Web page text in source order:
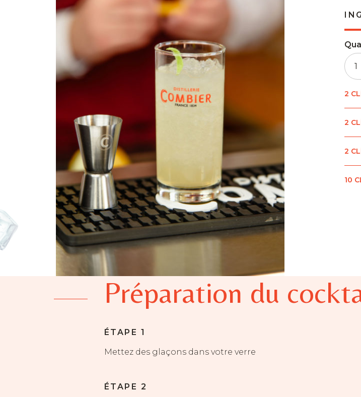
2 CL
2 CL
2 CL
10
Préparation du
ÉTAPE 1
Mettez des glaçons dans votre verre
ÉTAPE 2